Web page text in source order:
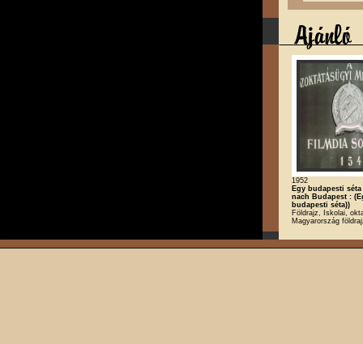
1952
Egy budapesti
nach Budapest :
budapesti séta))
Földrajz, Iskolai,
Magyarország